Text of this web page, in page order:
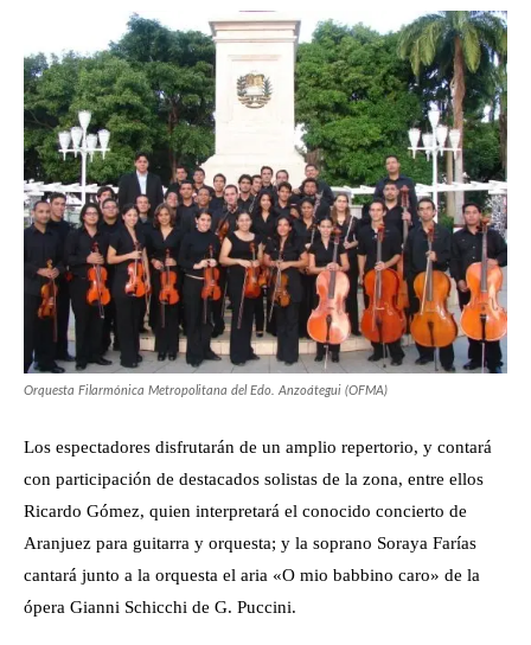
Orquesta Filarmónica Metropolitana del Edo. Anzoátegui (OFMA)
Los espectadores disfrutarán de un amplio repertorio, y contará
con participación de destacados solistas de la zona, entre ellos
Ricardo Gómez, quien interpretará el conocido concierto de
Aranjuez para guitarra y orquesta; y la soprano Soraya Farías
cantará junto a la orquesta el aria «O mio babbino caro» de la
ópera Gianni Schicchi de G. Puccini.